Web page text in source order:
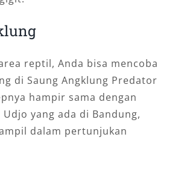
reptil, Anda bisa mencoba
di Saung Angklung Predator
hampir sama dengan
Udjo yang ada di Bandung,
dalam pertunjukan